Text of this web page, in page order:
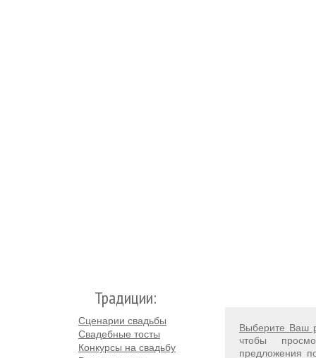
Традиции:
Сценарии свадьбы
Свадебные тосты
Конкурсы на свадьбу
Выберите Ваш
чтобы
предложения